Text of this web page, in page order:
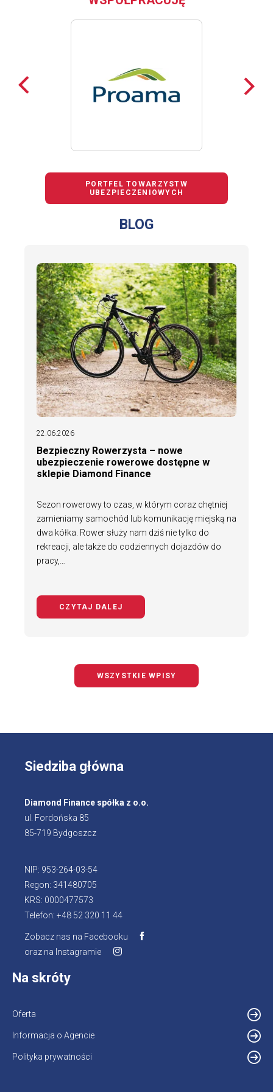
Poprzednie
loga
loga
PORTFEL TOWARZYSTW
UBEZPIECZENIOWYCH
BLOG
22.06.2026
Bezpieczny Rowerzysta – nowe
ubezpieczenie rowerowe dostępne w
sklepie Diamond Finance
Sezon rowerowy to czas, w którym coraz chętniej
zamieniamy samochód lub komunikację miejską na
dwa kółka. Rower służy nam dziś nie tylko do
rekreacji, ale także do codziennych dojazdów do
pracy,…
CZYTAJ DALEJ
WSZYSTKIE WPISY
Siedziba główna
Diamond Finance spółka z o.o.
ul. Fordońska 85
85-719 Bydgoszcz
NIP: 953-264-03-54
Regon: 341480705
KRS: 0000477573
Telefon: +48 52 320 11 44
Zobacz nas na Facebooku Otworzy
oraz na Instagramie Otworzy
Na skróty
Oferta
Informacja o Agencie
Polityka prywatności